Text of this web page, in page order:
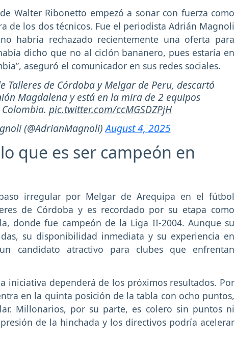
Walter Ribonetto empezó a sonar con fuerza como
de los dos técnicos. Fue el periodista Adrián Magnoli
habría rechazado recientemente una oferta para
dicho que no al ciclón bananero, pues estaría en
aseguró el comunicador en sus redes sociales.
Talleres de Córdoba y Melgar de Peru, descartó
Magdalena y está en la mira de 2 equipos
pic.twitter.com/ccMGSDZPjH
(@AdrianMagnoli)August 4, 2025
que es ser campeón en
irregular por Melgar de Arequipa en el fútbol
de Córdoba y es recordado por su etapa como
donde fue campeón de la Liga II-2004. Aunque su
su disponibilidad inmediata y su experiencia en
candidato atractivo para clubes que enfrentan
iniciativa dependerá de los próximos resultados. Por
en la quinta posición de la tabla con ocho puntos,
Millonarios, por su parte, es colero sin puntos ni
de la hinchada y los directivos podría acelerar